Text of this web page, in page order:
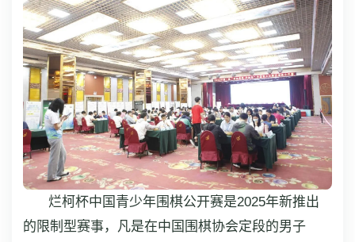
烂柯杯中国青少年围棋公开赛是2025年新推出
的限制型赛事，凡是在中国围棋协会定段的男子